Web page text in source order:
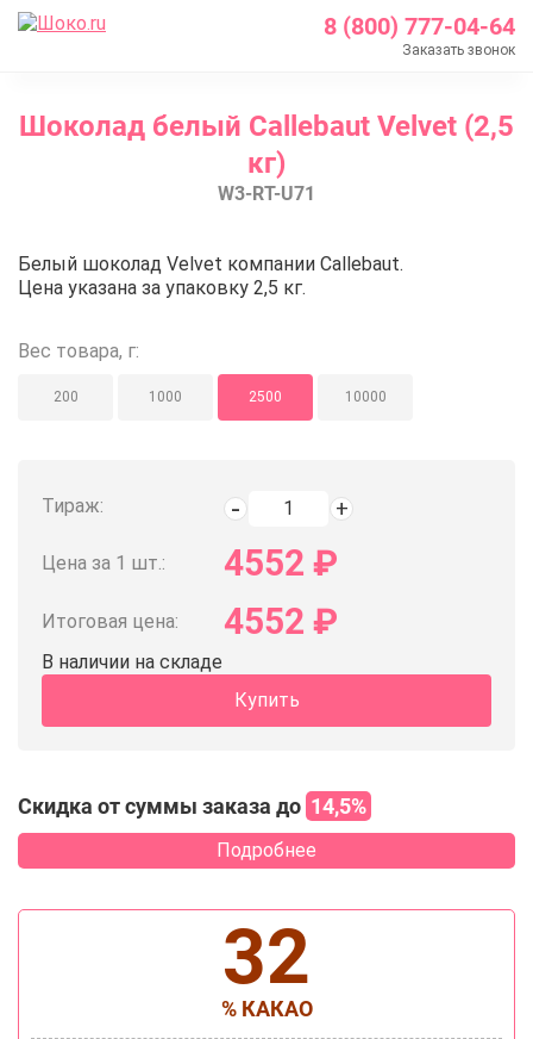
8 (800) 777-04-64
Заказать звонок
Каталог
Шоколад Barry Callebaut
Шоколад белый Callebaut Velvet (2,5
кг)
W3-RT-U71
Шоколад белый Callebaut Velvet
Белый шоколад Velvet компании Callebaut.
Цена указана за упаковку 2,5 кг.
Вес товара, г:
200 1000 2500 10000
Тираж:
Цена за 1 шт.: 4552 ₽
Итоговая цена: 4552 ₽
В наличии на складе
Купить
Скидка от суммы заказа до 14,5%
Подробнее
32
% КАКАО